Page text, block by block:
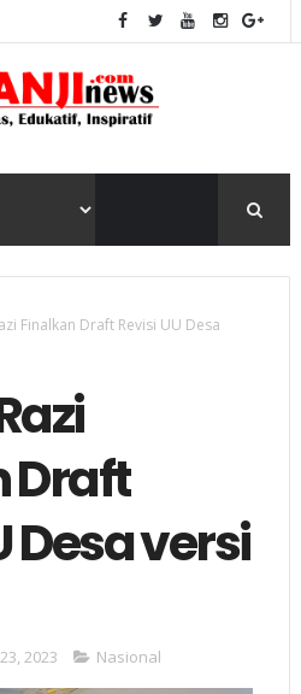
Finalkan Draft Revisi UU Desa
Draft
Desa versi
2023 Nasional